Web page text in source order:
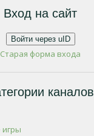
Вход на сайт
Войти через uID
Старая форма входа
каналов